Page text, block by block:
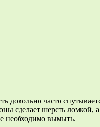
довольно часто
сделает шерсть
необходимо вымыть.